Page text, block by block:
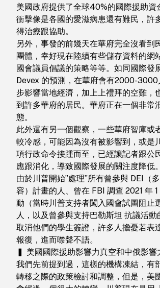
美國政府提供了全球40%的國際援助資
衝擊像是各國的愛滋病患還有難民，許
得治療跟協助。
另外，事發的前幾天在華府完全沒看到
團體，幸好現在陸續有些儲存資料的網
國會議員倡議的策略等等。如同國際發
Devex 的預測，在華府會有2000-3000
步影響當地經濟，加上上禮拜的空難，
到許多華府的居民。華府正在一個非常
態。
此外還有另一個觀察，一些華府智庫或
較冷感，可能因為沒有被影響到，或是
項行政命令接踵而至，已經讓記者跟公
應跟消化，導致國際發展的關注度降低。
由於川普開始”處理”所有曾參與 DEI（
容）計畫的人、曾在 FBI 調查 2021 年
動（當時川普支持者闖入國會試圖阻止
人，以及曾參與支持巴勒斯坦 抗議活動
取消他們的學生簽證，許多人擔憂若表
報復，進而噤聲不語。
▍ 美國國際援助影響力真空和中俄影響
我們先前提到過，這樣的機構凍結，有
轉移之際的政策檢討和調整，但是，美